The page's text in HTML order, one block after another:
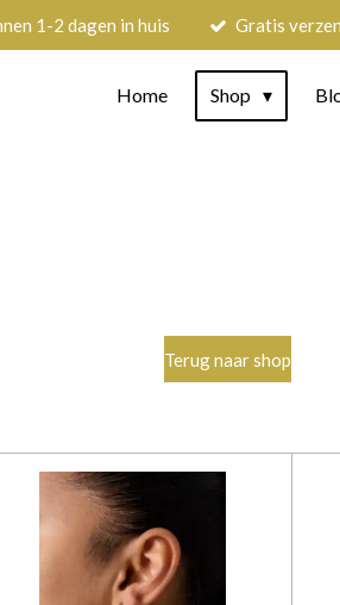
1-2 dagen in huis Gratis
Home Shop
Terug naar shop